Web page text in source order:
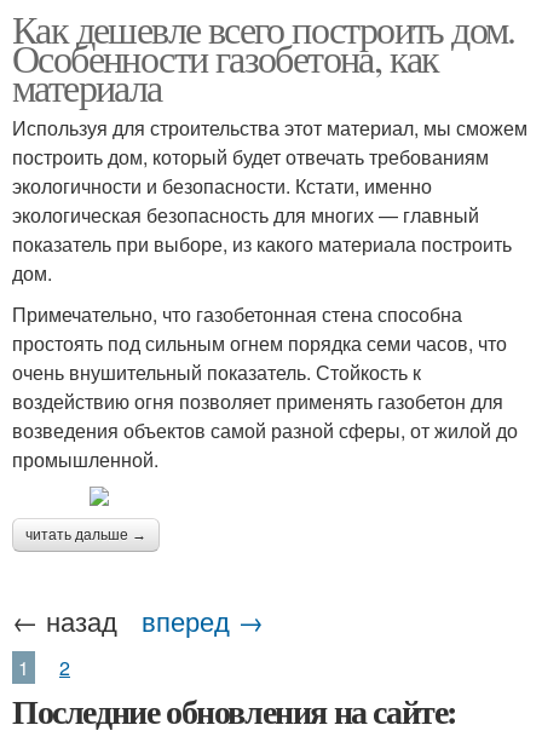
Как дешевле всего построить дом.
Особенности газобетона, как
материала
Используя для строительства этот материал, мы сможем
построить дом, который будет отвечать требованиям
экологичности и безопасности. Кстати, именно
экологическая безопасность для многих — главный
показатель при выборе, из какого материала построить
дом.
Примечательно, что газобетонная стена способна
простоять под сильным огнем порядка семи часов, что
очень внушительный показатель. Стойкость к
воздействию огня позволяет применять газобетон для
возведения объектов самой разной сферы, от жилой до
промышленной.
читать дальше →
← назад вперед →
1 2
Последние обновления на сайте: